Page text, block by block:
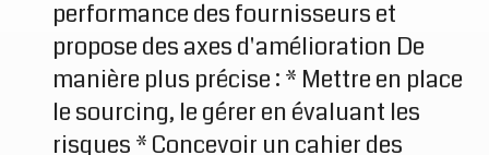
performance des fournisseurs et
propose des axes d'amélioration De
manière plus précise : * Mettre en place
le sourcing, le gérer en évaluant les
risques * Concevoir un cahier des